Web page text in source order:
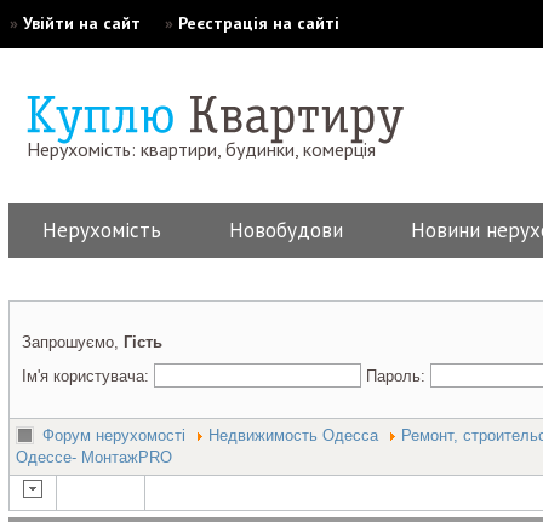
» Увійти на сайт » Реєстрація на сайті
Нерухомість: квартири, будинки, комерція
Нерухомість Новобудови Новини
Запрошуємо, Гість
Ім'я користувача:
Пароль:
Форум нерухомості Недвижимость Одесса
Ремонт,
Одессе- МонтажPRO